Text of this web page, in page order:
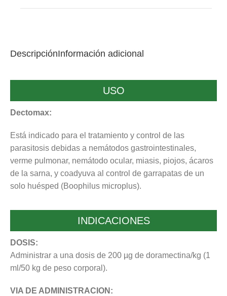
DescripciónInformación adicional
USO
Dectomax:
Está indicado para el tratamiento y control de las
parasitosis debidas a nemátodos gastrointestinales,
verme pulmonar, nemátodo ocular, miasis, piojos, ácaros
de la sarna, y coadyuva al control de garrapatas de un
solo huésped (Boophilus microplus).
INDICACIONES
DOSIS:
Administrar a una dosis de 200 µg de doramectina/kg (1
ml/50 kg de peso corporal).
VIA DE ADMINISTRACION: